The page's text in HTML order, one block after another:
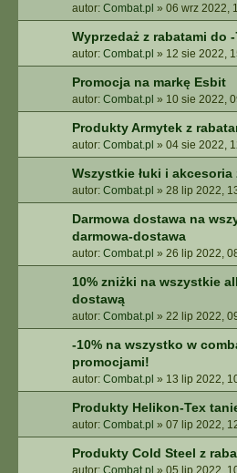
autor: Combat.pl » 06 wrz 2022,
Wyprzedaż z rabatami do -
autor: Combat.pl » 12 sie 2022,
Promocja na markę Esbit
autor: Combat.pl » 10 sie 2022,
Produkty Armytek z
autor: Combat.pl » 04 sie 2022,
Wszystkie łuki i akcesoria
autor: Combat.pl » 28 lip 2022,
Darmowa dostawa na
darmowa-dostawa
autor: Combat.pl » 26 lip 2022,
10% zniżki na wszystkie
dostawą
autor: Combat.pl » 22 lip 2022,
-10% na wszystko w
promocjami!
autor: Combat.pl » 13 lip 2022,
Produkty Helikon-Tex
autor: Combat.pl » 07 lip 2022,
Produkty Cold Steel z
autor: Combat.pl » 05 lip 2022,